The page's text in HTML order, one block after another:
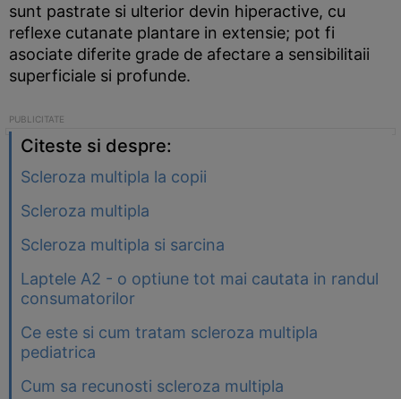
sunt pastrate si ulterior devin hiperactive, cu
reflexe cutanate plantare in extensie; pot fi
asociate diferite grade de afectare a sensibilitaii
superficiale si profunde.
Citeste si despre:
Scleroza multipla la copii
Scleroza multipla
Scleroza multipla si sarcina
Laptele A2 - o optiune tot mai cautata in randul
consumatorilor
Ce este si cum tratam scleroza multipla
pediatrica
Cum sa recunosti scleroza multipla